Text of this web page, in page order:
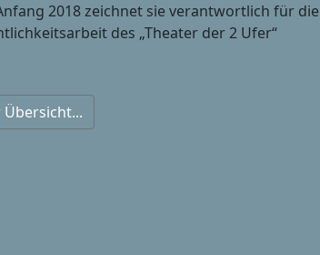
2018 zeichnet sie verantwortlich für die
des „Theater der 2 Ufer“
Übersicht...